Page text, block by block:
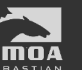
Abuztuaren 2a / 2 de
Abuztuaren 9a / 9 de
Abuztaren 12a / 12 de